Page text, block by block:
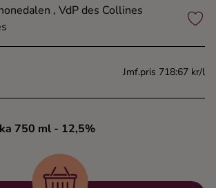
, VdP des Collines
Jmf.pris 718:67 kr/l
750 ml - 12,5%